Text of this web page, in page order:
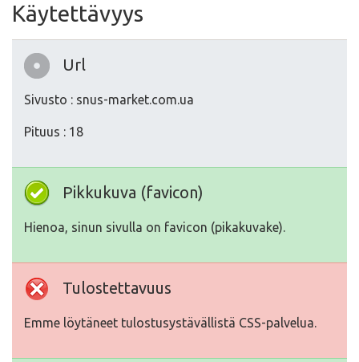
Käytettävyys
Url
Sivusto : snus-market.com.ua
Pituus : 18
Pikkukuva (favicon)
Hienoa, sinun sivulla on favicon (pikakuvake).
Tulostettavuus
Emme löytäneet tulostusystävällistä CSS-palvelua.